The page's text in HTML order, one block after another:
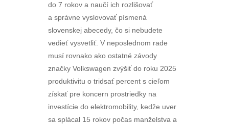
do 7 rokov a naučí ich rozlišovať
a správne vyslovovať písmená
slovenskej abecedy, čo si nebudete
vedieť vysvetliť. V neposlednom rade
musí rovnako ako ostatné závody
značky Volkswagen zvýšiť do roku 2025
produktivitu o tridsať percent s cieľom
získať pre koncern prostriedky na
investície do elektromobility, kedže uver
sa splácal 15 rokov počas manželstva a